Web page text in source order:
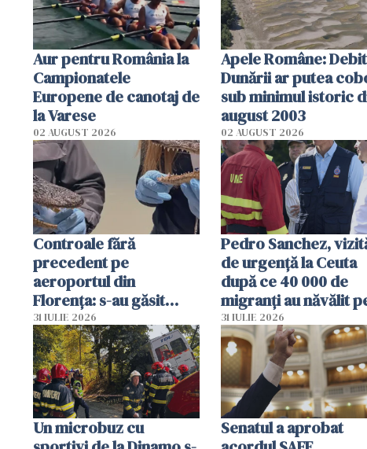
Aur pentru România la
Campionatele
Europene de canotaj de
la Varese
02 AUGUST 2026
Apele Române:
Dunării ar putea
sub minimul istoric
august 2003
02 AUGUST 2026
Controale fără
precedent pe
aeroportul din
Florența: s-au găsit
capete de aligator și o
sumă imensă de bani
31 IULIE 2026
Pedro Sanchez,
de urgență la Ceuta
după ce 40 000 de
migranți au năvălit
teritoriul spaniol:
mobiliza toate
resursele"
31 IULIE 2026
Un microbuz cu
Senatul a aprobat